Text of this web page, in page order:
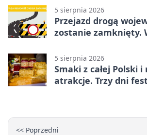
5 sierpnia 2026
Przejazd drogą
zostanie zamknięty.
5 sierpnia 2026
Smaki z całej Polski
atrakcje. Trzy dni
<< Poprzedni